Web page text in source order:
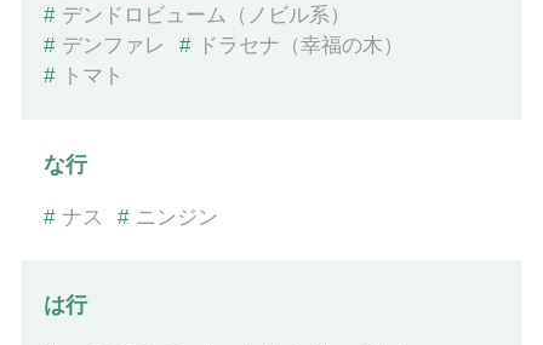
# デンドロビューム（ノビル系）
# デンファレ #
ドラセナ（幸福の木）
#
トマト
な行
# ナス # ニンジン
は行